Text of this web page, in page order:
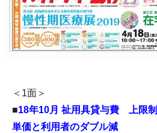
＜1面＞
■18年10月 祉用具貸与費 上限
単価と利用者のダブル減